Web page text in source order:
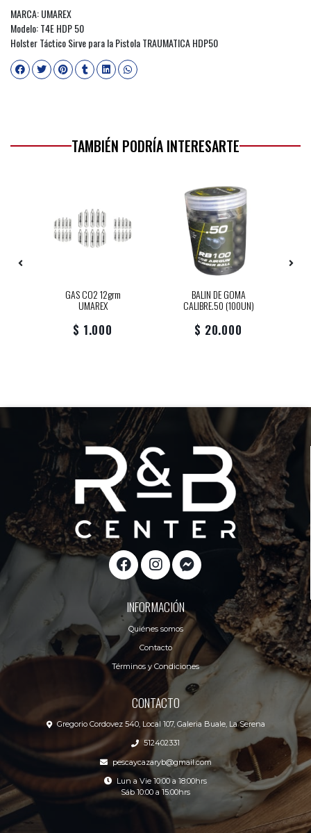
MARCA: UMAREX
Modelo: T4E HDP 50
Holster Táctico Sirve para la Pistola TRAUMATICA HDP50
TAMBIÉN PODRÍA INTERESARTE
GAS CO2 12grm
UMAREX
$ 1.000
BALIN DE GOMA
CALIBRE.50 (100UN)
$ 20.000
INFORMACIÓN
Quiénes somos
Contacto
Términos y Condiciones
CONTACTO
Gregorio Cordovez 540, Local 107, Galeria Buale, La Serena
512402331
pescaycazaryb@gmail.com
Lun a Vie 10:00 a 18:00hrs
Sáb 10:00 a 15:00hrs